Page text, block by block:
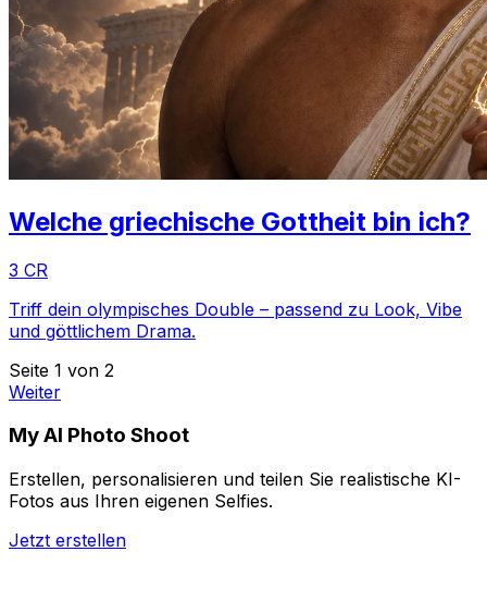
Welche griechische Gottheit bin ich?
3 CR
Triff dein olympisches Double – passend zu Look, Vibe
und göttlichem Drama.
Seite 1 von 2
Weiter
My AI Photo Shoot
Erstellen, personalisieren und teilen Sie realistische KI-
Fotos aus Ihren eigenen Selfies.
Jetzt erstellen